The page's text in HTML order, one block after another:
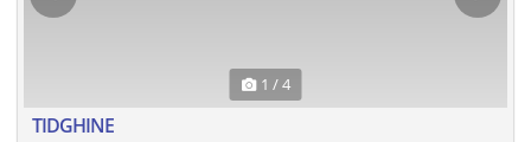
1 / 4
TIDGHINE